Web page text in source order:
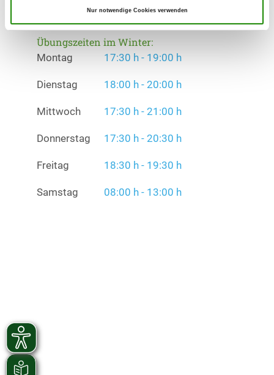
Nur notwendige Cookies verwenden
08:00 h - 13:00 h
Übungszeiten im Winter:
Montag 17:30 h - 19:00 h
Dienstag 18:00 h - 20:00 h
Mittwoch 17:30 h - 21:00 h
Donnerstag 17:30 h - 20:30 h
Freitag 18:30 h - 19:30 h
Samstag 08:00 h - 13:00 h